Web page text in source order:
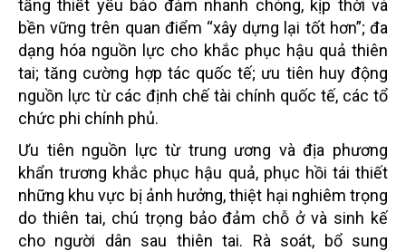
tầng thiết yếu bảo đảm nhanh chóng, kịp thời và
bền vững trên quan điểm ‘‘xây dựng lại tốt hơn”; đa
dạng hóa nguồn lực cho khắc phục hậu quả thiên
tai; tăng cường hợp tác quốc tế; ưu tiên huy động
nguồn lực từ các định chế tài chính quốc tế, các tổ
chức phi chính phủ.
Ưu tiên nguồn lực từ trung ương và địa phương
khẩn trương khắc phục hậu quả, phục hồi tái thiết
những khu vực bị ảnh hưởng, thiệt hại nghiêm trọng
do thiên tai, chú trọng bảo đảm chỗ ở và sinh kế
cho người dân sau thiên tai. Rà soát, bổ sung